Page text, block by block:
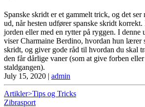
Spanske skridt er et gammelt trick, og det ser
ud, når hesten udfører spanske skridt
jorden eller med en rytter på ryggen. I denne
viser Charmaine Berdino, hvordan hun lærer
skridt, og giver gode råd til hvordan du skal
den får dårlige vaner (som at give forben eller
staldgangen).
July 15, 2020 | admin
Artikler>Tips og Tricks
Zibrasport